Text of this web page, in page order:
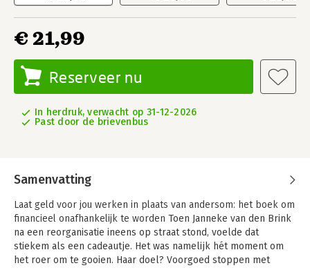
€ 21,99
Reserveer nu
In herdruk, verwacht op 31-12-2026
Past door de brievenbus
Samenvatting
Laat geld voor jou werken in plaats van andersom: het boek om
financieel onafhankelijk te worden Toen Janneke van den Brink
na een reorganisatie ineens op straat stond, voelde dat
stiekem als een cadeautje. Het was namelijk hét moment om
het roer om te gooien. Haar doel? Voorgoed stoppen met